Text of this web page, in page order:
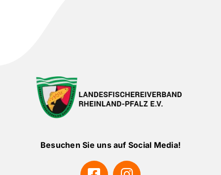
Besuchen Sie uns auf Social Media!